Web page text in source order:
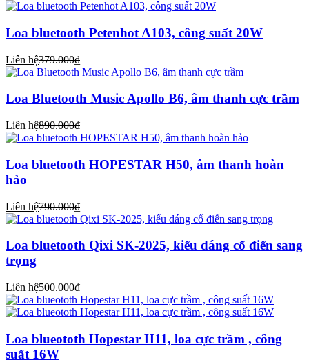
Loa bluetooth Petenhot A103, công suất 20W
Liên hệ379.000₫
Loa Bluetooth Music Apollo B6, âm thanh cực trầm
Liên hệ890.000₫
Loa bluetooth HOPESTAR H50, âm thanh hoàn
hảo
Liên hệ790.000₫
Loa bluetooth Qixi SK-2025, kiểu dáng cổ điển sang
trọng
Liên hệ500.000₫
Loa blueototh Hopestar H11, loa cực trầm , công
suất 16W